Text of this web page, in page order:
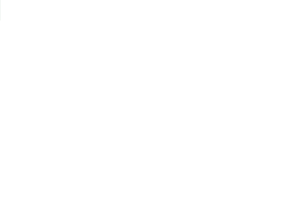
posługiwania się